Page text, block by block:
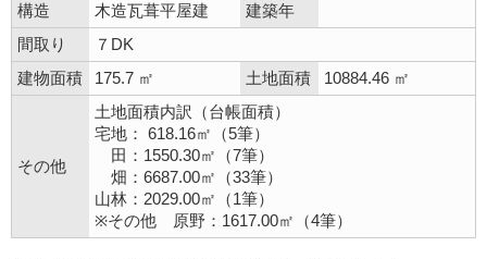
構造
木造瓦葺平屋建
建築年
間取り
７DK
建物面積
175.7 ㎡ 土地面積 10884.46 ㎡
その他
土地面積内訳（台帳面積）
宅地： 618.16㎡（5筆）
田：1550.30㎡（7筆）
畑：6687.00㎡（33筆）
山林：2029.00㎡（1筆）
※その他 原野：1617.00㎡（4筆）